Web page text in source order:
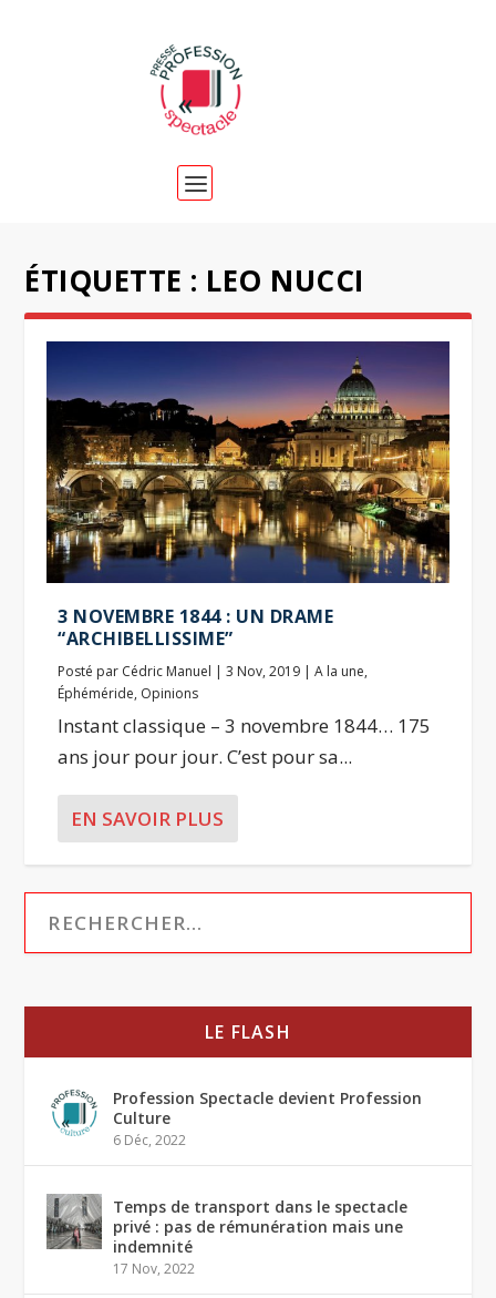
ÉTIQUETTE : LEO NUCCI
3 NOVEMBRE 1844 : UN DRAME
“ARCHIBELLISSIME”
Posté par Cédric Manuel |3 Nov, 2019 |A la une,
Éphéméride, Opinions
Instant classique – 3 novembre 1844… 175
ans jour pour jour. C’est pour sa...
EN SAVOIR PLUS
LE FLASH
Profession Spectacle devient Profession
Culture
6 Déc, 2022
Temps de transport dans le spectacle
privé : pas de rémunération mais une
indemnité
17 Nov, 2022